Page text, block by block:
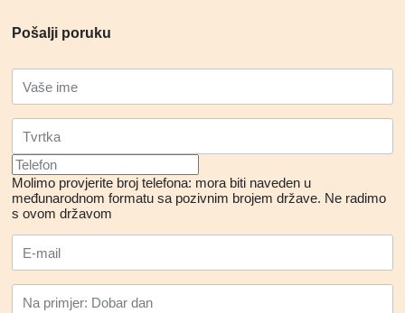
Pošalji poruku
Molimo provjerite broj telefona: mora biti naveden u
međunarodnom formatu sa pozivnim brojem države. Ne radimo
s ovom državom